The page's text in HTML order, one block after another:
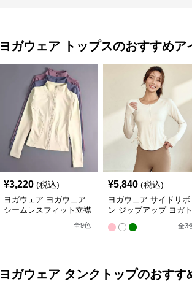
ヨガウェア トップスのおすすめア
¥3,220 (税込)
ヨガウェア ヨガウェア
シームレスフィット立襟
全9色
¥5,840 (税込)
ヨガウェア サイドリボ
ン ジップアップ ヨガト
全3
ヨガウェア タンクトップのおすす